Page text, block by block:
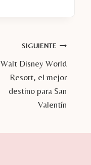
SIGUIENTE
Walt Disney World
Resort, el mejor
destino para San
Valentín